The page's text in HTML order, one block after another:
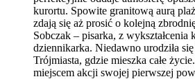
kurortu. Spowite granitową aurą
zdają się aż prosić o kolejną
Sobczak – pisarka, z
dziennikarka. Niedawno urodziła
Trójmiasta, gdzie mieszka całe
miejscem akcji swojej pierwszej